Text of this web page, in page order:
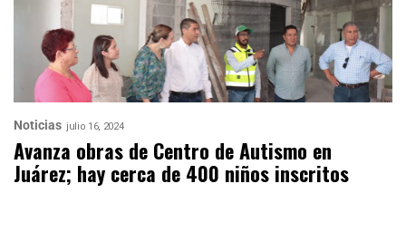
Noticias julio 16, 2024
Avanza obras de Centro de Autismo en
Juárez; hay cerca de 400 niños inscritos